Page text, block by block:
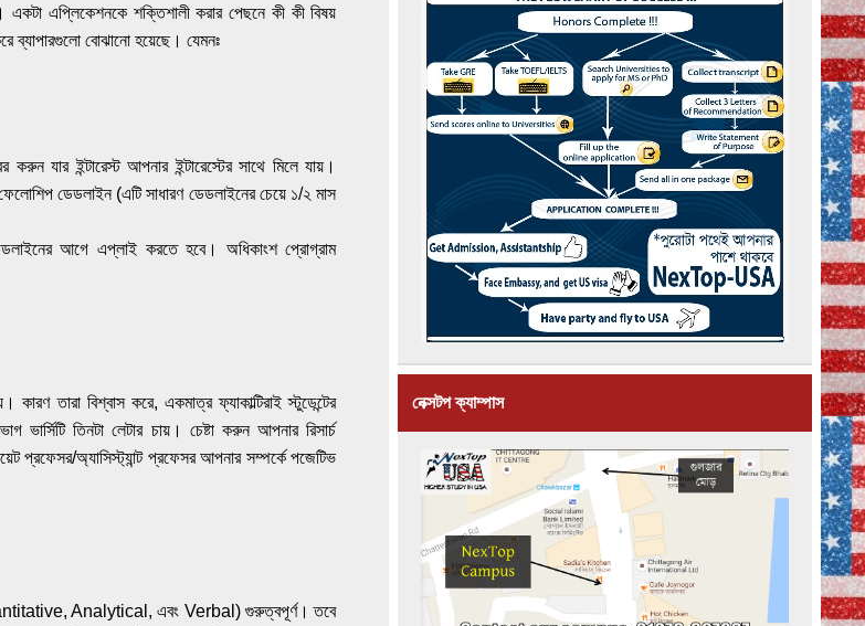
এপ্লিকেশনকে শক্তিশালী করার পেছনে কী কী বিষয়
ব্যাপারগুলো বোঝানো হয়েছে। যেমনঃ
যার ইন্টারেস্ট আপনার ইন্টারেস্টের সাথে মিলে যায়।
ডেডলাইন (এটি সাধারণ ডেডলাইনের চেয়ে ১/২ মাস
আগে এপ্লাই করতে হবে। অধিকাংশ প্রোগ্রাম
কারণ তারা বিশ্বাস করে, একমাত্র ফ্যাকাল্টিরাই স্টুডেন্টের
ভার্সিটি তিনটা লেটার চায়। চেষ্টা করুন আপনার রিসার্চ
প্রফেসর/অ্যাসিস্ট্যান্ট প্রফেসর আপনার সম্পর্কে পজেটিভ
Analytical, এবং Verbal) গুরুত্বপূর্ণ। তবে
নেক্সটপ ক্যাম্পাস